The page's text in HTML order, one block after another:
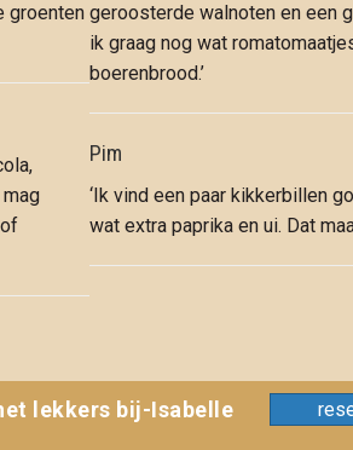
groenten geroosterde walnoten en een
ik graag nog wat
boerenbrood.’
Pim
‘Ik vind een paar kikkerbillen
wat extra paprika en ui. Dat
lekkers bij-Isabelle